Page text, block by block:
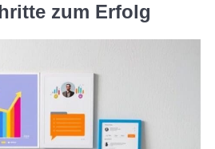
zum Erfolg